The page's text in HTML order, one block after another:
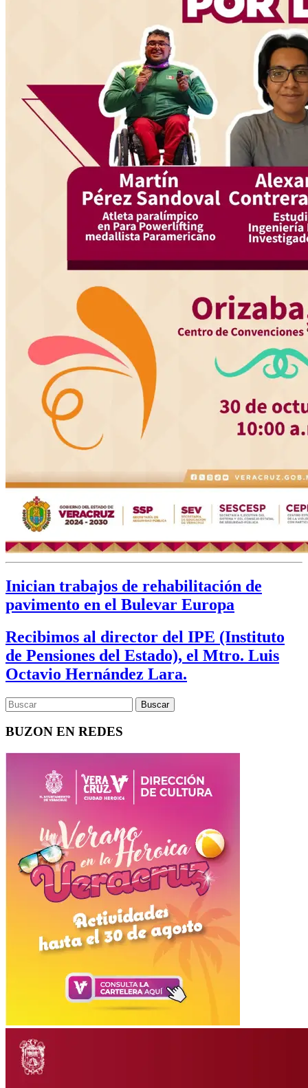
Inician trabajos de rehabilitación de
pavimento en el Bulevar Europa
Recibimos al director del IPE (Instituto
de Pensiones del Estado), el Mtro. Luis
Octavio Hernández Lara.
BUZON EN REDES